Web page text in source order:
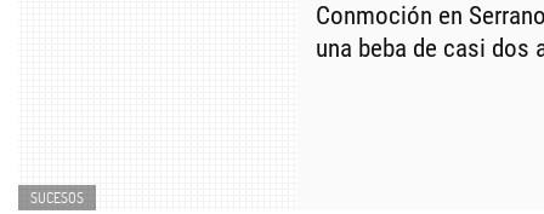
SUCESOS
Conmoción en
una beba de casi dos